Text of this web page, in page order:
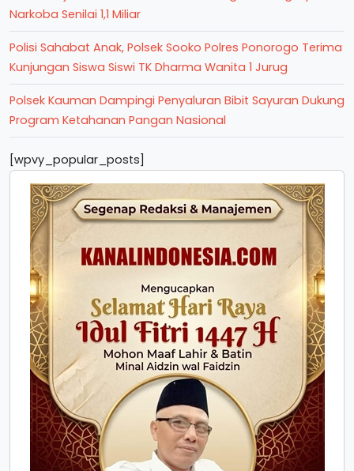
Narkoba Senilai 1,1 Miliar
Polisi Sahabat Anak, Polsek Sooko Polres Ponorogo Terima
Kunjungan Siswa Siswi TK Dharma Wanita 1 Jurug
Polsek Kauman Dampingi Penyaluran Bibit Sayuran Dukung
Program Ketahanan Pangan Nasional
[wpvy_popular_posts]